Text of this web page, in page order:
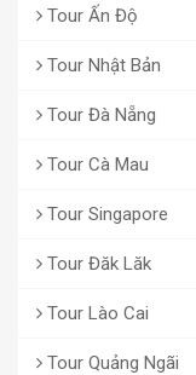
Tour Ấn Độ
Tour Nhật Bản
Tour Đà Nẵng
Tour Cà Mau
Tour Singapore
Tour Đăk Lăk
Tour Lào Cai
Tour Quảng Ngãi